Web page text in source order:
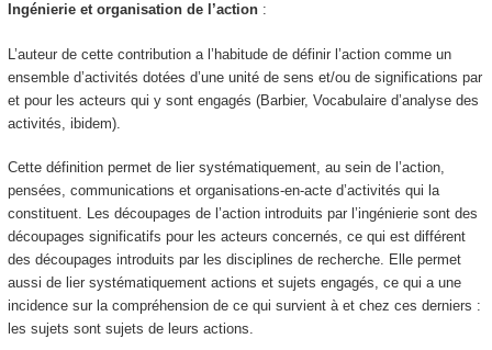
Ingénierie et organisation de l’action:
L’auteur de cette contribution a l’habitude de définir l’action comme un
ensemble d’activités dotées d’une unité de sens et/ou de significations par
et pour les acteurs qui y sont engagés (Barbier, Vocabulaire d’analyse des
activités, ibidem).
Cette définition permet de lier systématiquement, au sein de l’action,
pensées, communications et organisations-en-acte d’activités qui la
constituent. Les découpages de l’action introduits par l’ingénierie sont des
découpages significatifs pour les acteurs concernés, ce qui est différent
des découpages introduits par les disciplines de recherche. Elle permet
aussi de lier systématiquement actions et sujets engagés, ce qui a une
incidence sur la compréhension de ce qui survient à et chez ces derniers :
les sujets sont sujets de leurs actions.